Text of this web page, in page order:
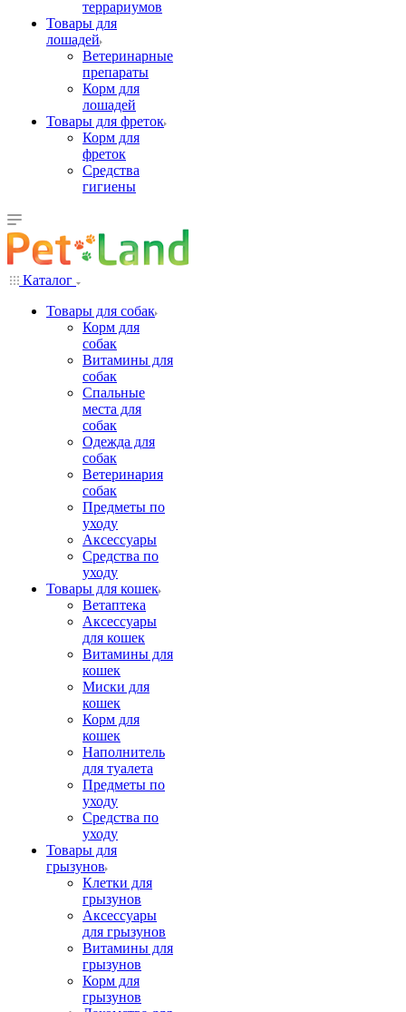
террариумов
Товары для
лошадей
Ветеринарные
препараты
Корм для
лошадей
Товары для фреток
Корм для
фреток
Средства
гигиены
Каталог
Товары для собак
Корм для
собак
Витамины для
собак
Спальные
места для
собак
Одежда для
собак
Ветеринария
собак
Предметы по
уходу
Аксессуары
Средства по
уходу
Товары для кошек
Ветаптека
Аксессуары
для кошек
Витамины для
кошек
Миски для
кошек
Корм для
кошек
Наполнитель
для туалета
Предметы по
уходу
Средства по
уходу
Товары для
грызунов
Клетки для
грызунов
Аксессуары
для грызунов
Витамины для
грызунов
Корм для
грызунов